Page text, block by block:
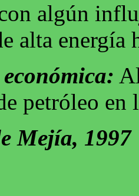
algún
alta energía
petróleo en
Mejía, 1997